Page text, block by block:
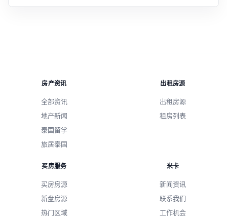
房产资讯
全部资讯
地产新闻
泰国留学
旅居泰国
出租房源
出租房源
租房列表
买房服务
买房房源
新盘房源
热门区域
米卡
新闻资讯
联系我们
工作机会